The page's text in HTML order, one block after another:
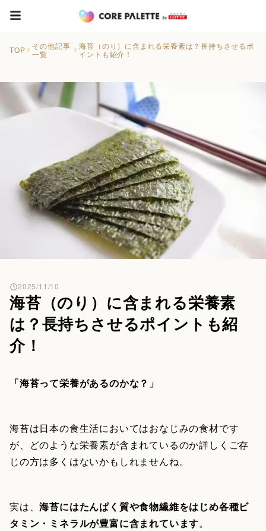
TOP
その他記事
一覧
海苔（のり）に含まれる栄養素は？長持ちさせるポ
イントも紹介！
海苔（のり）に含まれる栄養素
は？長持ちさせるポイントも紹
介！
2025/11/10
「海苔って栄養があるのかな？」
海苔は日本の食生活においてはおなじみの食材です
が、どのような栄養素が含まれているのか詳しくご存
じの方は多くはないかもしれませんね。
実は、海苔にはたんぱく質や食物繊維をはじめ各種ビ
タミン・ミネラルが豊富に含まれています。